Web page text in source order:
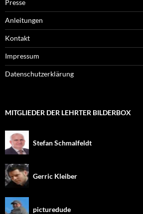
Presse
Anleitungen
Kontakt
Impressum
Datenschutzerklärung
MITGLIEDER DER LEHRTER BILDERBOX
Stefan Schmalfeldt
Gerric Kleiber
picturedude